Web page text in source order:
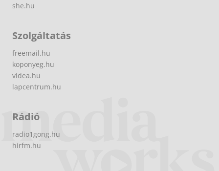
she.hu
Szolgáltatás
freemail.hu
koponyeg.hu
videa.hu
lapcentrum.hu
Rádió
radio1gong.hu
hirfm.hu